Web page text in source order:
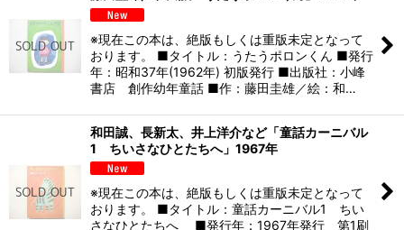
※現在この本は、絶版もしくは重版未定となって
おります。 ■タイトル：うたうポロンくん ■発行
年：昭和37年(1962年) 初版発行 ■出版社：小峰
書店 創作幼年童話 ■作：藤田圭雄／絵：和…
和田誠、長新太、井上洋介など「童話カーニバル
1 ちいさなひとたちへ」1967年
※現在この本は、絶版もしくは重版未定となって
おります。 ■タイトル：童話カーニバル1 ちい
さなひとたちへ ■発行年：1967年発行 第1刷